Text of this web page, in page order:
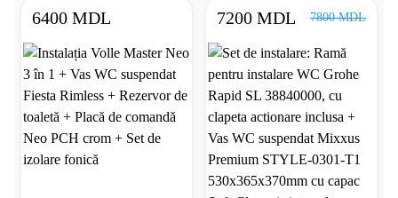
fonică Grohe
6400 MDL 7200 MDL 7800 MDL